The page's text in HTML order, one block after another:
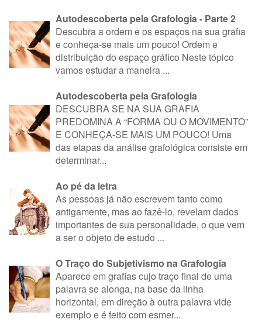
Autodescoberta pela Grafologia - Parte 2
Descubra a ordem e os espaços na sua grafia
e conheça-se mais um pouco! Ordem e
distribuição do espaço gráfico Neste tópico
vamos estudar a maneira ...
Autodescoberta pela Grafologia
DESCUBRA SE NA SUA GRAFIA
PREDOMINA A “FORMA OU O MOVIMENTO”
E CONHEÇA-SE MAIS UM POUCO! Uma
das etapas da análise grafológica consiste em
determinar...
Ao pé da letra
As pessoas já não escrevem tanto como
antigamente, mas ao fazê-lo, revelam dados
importantes de sua personalidade, o que vem
a ser o objeto de estudo ...
O Traço do Subjetivismo na Grafologia
Aparece em grafias cujo traço final de uma
palavra se alonga, na base da linha
horizontal, em direção à outra palavra vide
exemplo e é feito com esmer...